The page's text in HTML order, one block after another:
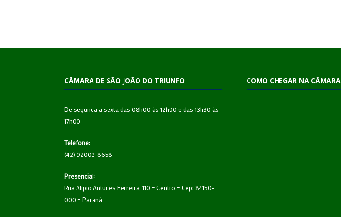
CÂMARA DE SÃO JOÃO DO TRIUNFO
De segunda a sexta das 08h00 às 12h00 e das 13h30 às
17h00
Telefone:
(42) 92002-8658
Presencial:
Rua Alipio Antunes Ferreira, 110 – Centro – Cep: 84150-
000 – Paraná
COMO CHEGAR NA CÂMARA